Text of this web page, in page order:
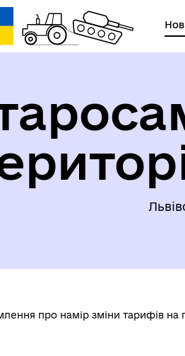
про намір зміни тарифів на